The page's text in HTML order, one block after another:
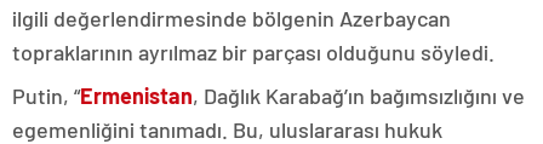
ilgili değerlendirmesinde bölgenin Azerbaycan
topraklarının ayrılmaz bir parçası olduğunu söyledi.
Putin, “Ermenistan, Dağlık Karabağ’ın bağımsızlığını ve
egemenliğini tanımadı. Bu, uluslararası hukuk